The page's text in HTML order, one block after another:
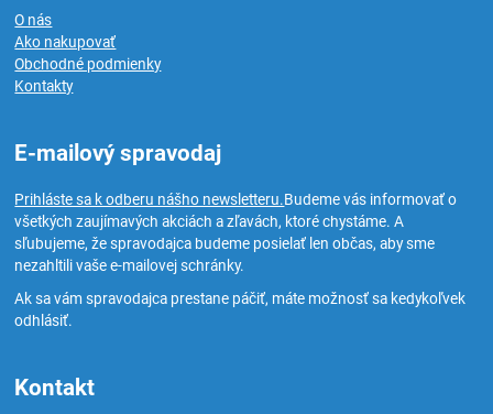
O nás
Ako nakupovať
Obchodné podmienky
Kontakty
E-mailový spravodaj
Prihláste sa k odberu nášho newsletteru.Budeme vás informovať o
všetkých zaujímavých akciách a zľavách, ktoré chystáme. A
sľubujeme, že spravodajca budeme posielať len občas, aby sme
nezahltili vaše e-mailovej schránky.
Ak sa vám spravodajca prestane páčiť, máte možnosť sa kedykoľvek
odhlásiť.
Kontakt